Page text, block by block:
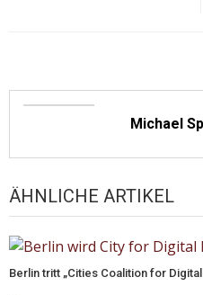
Michael
ÄHNLICHE ARTIKEL
Berlin tritt „Cities Coalition for